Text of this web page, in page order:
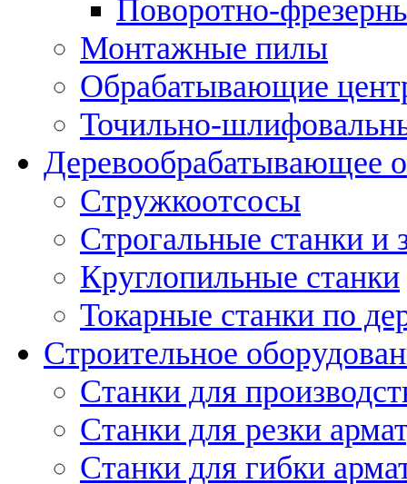
Поворотно-
Монтажные пилы
Обрабатывающие
Точильно-
Деревообрабатывающее
Стружкоотсосы
Строгальные станки и
Круглопильные станки
Токарные станки по
Строительное
Станки для
Станки для резки
Станки для гибки